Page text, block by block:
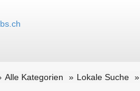
Alle Kategorien Lokale Suche